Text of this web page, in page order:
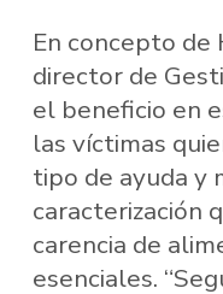
En concepto de
director de
el beneficio en
las víctimas
tipo de ayuda y
caracterización
carencia de
esenciales.